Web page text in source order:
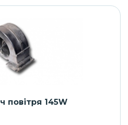
повітря 145W